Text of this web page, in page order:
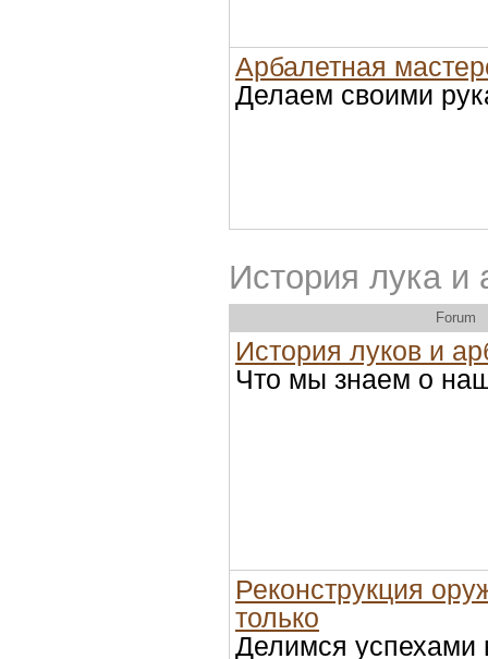
Арбалетная
Делаем своими
История лука и
Forum
История луков и
Что мы знаем о
Реконструкция
только
Делимся успехами